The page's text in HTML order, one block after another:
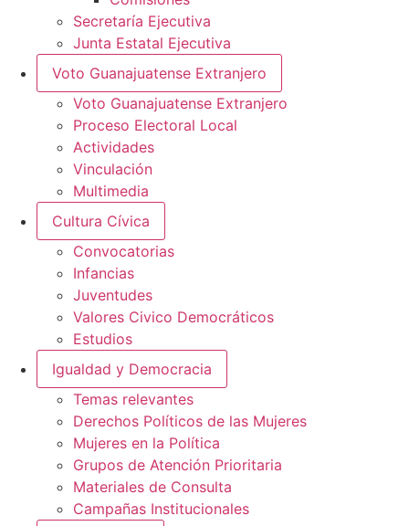
Secretaría Ejecutiva
Junta Estatal Ejecutiva
Voto Guanajuatense Extranjero
Voto Guanajuatense Extranjero
Proceso Electoral Local
Actividades
Vinculación
Multimedia
Cultura Cívica
Convocatorias
Infancias
Juventudes
Valores Civico Democráticos
Estudios
Igualdad y Democracia
Temas relevantes
Derechos Políticos de las Mujeres
Mujeres en la Política
Grupos de Atención Prioritaria
Materiales de Consulta
Campañas Institucionales